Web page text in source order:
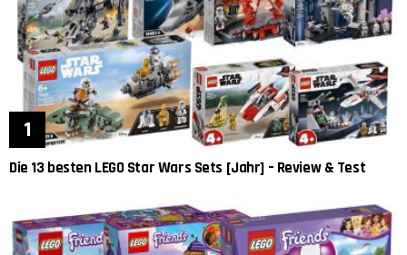
Die 13 besten LEGO Star Wars Sets [Jahr] – Review & Test